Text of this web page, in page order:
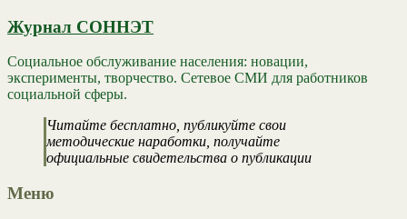
Журнал СОННЭТ
Социальное обслуживание населения: новации,
эксперименты, творчество. Сетевое СМИ для работников
социальной сферы.
Читайте бесплатно, публикуйте свои
методические наработки, получайте
официальные свидетельства о публикации
Меню